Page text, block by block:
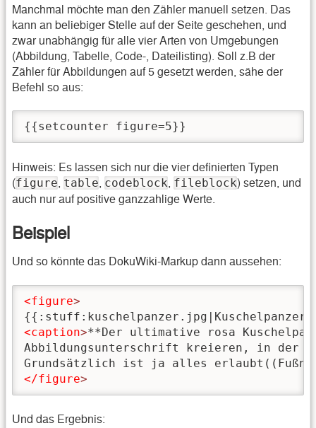
Manchmal möchte man den Zähler manuell setzen. Das
kann an beliebiger Stelle auf der Seite geschehen, und
zwar unabhängig für alle vier Arten von Umgebungen
(Abbildung, Tabelle, Code-, Dateilisting). Soll z.B der
Zähler für Abbildungen auf 5 gesetzt werden, sähe der
Befehl so aus:
{{setcounter figure=5}}
Hinweis: Es lassen sich nur die vier definierten Typen
(figure, table, codeblock, fileblock) setzen, und
auch nur auf positive ganzzahlige Werte.
Beispiel
Und so könnte das DokuWiki-Markup dann aussehen:
<figure>
<caption>**Der ultimative rosa
Abbildungsunterschrift kreieren, in der
Grundsätzlich ist ja alles
</figure>
Und das Ergebnis: